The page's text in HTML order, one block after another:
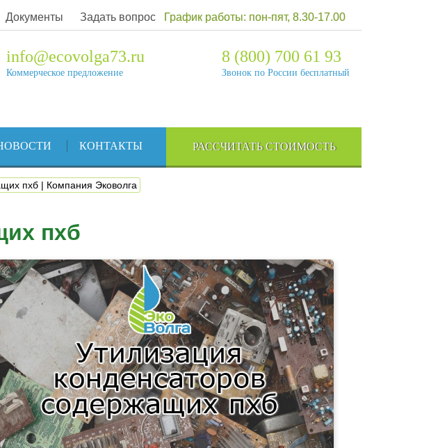
Документы Задать вопрос График работы: пон-пят, 8.30-17.00
info@ecovolga73.ru
Коммерческое предложение
8 (800) 700 61 93
Звонок по России бесплатный
КОНТАКТЫ РАССЧИТАТЬ СТОИМОСТЬ
пхб | Компания Эковолга
пхб